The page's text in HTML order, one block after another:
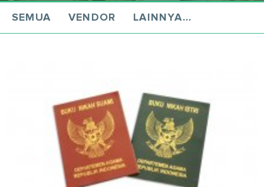
SEMUA VENDOR LAINNYA...